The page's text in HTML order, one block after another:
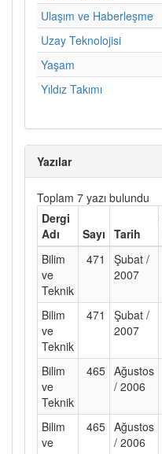
Ulaşım ve Haberleşme
Uzay Teknolojisi
Yaşam
Yıldız Takımı
Yazılar
Toplam 7 yazı bulundu
Dergi
Adı
Sayı Tarih
Bilim
ve
Teknik
471
Şubat /
2007
Bilim
ve
Teknik
471
Şubat /
2007
Bilim
ve
Teknik
465 Ağustos
/ 2006
Bilim
ve
465 Ağustos
/ 2006